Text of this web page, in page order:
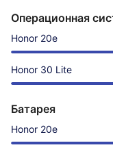
Операционная
Honor 20e
Honor 30 Lite
Батарея
Honor 20e